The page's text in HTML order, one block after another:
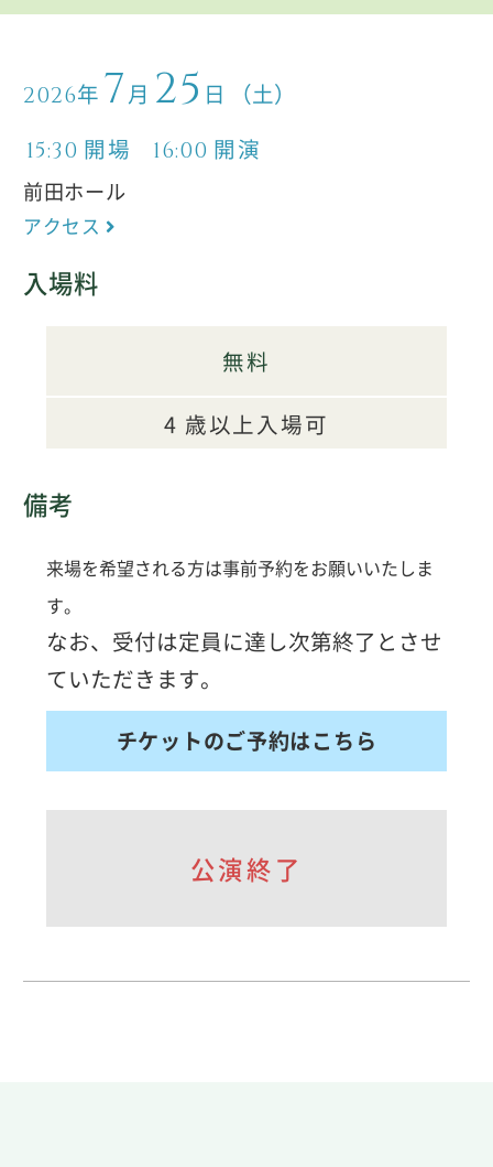
2026年 7 月 25 日 （土）
15:30 開場 16:00 開演
前田ホール
アクセス
入場料
無料
4 歳以上入場可
備考
来場を希望される方は事前予約をお願いいたしま
す。
なお、受付は定員に達し次第終了とさせ
ていただきます。
チケットのご予約はこちら
公演終了